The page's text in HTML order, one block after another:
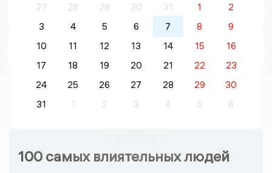
27
28 29 30 31 1
2
3
4 5 6 7 8
9
10
11 12 13 14 15
16
17
18 19 20 21 22
23
24
25 26 27 28 29
30
31
1 2 3 4 5 6
100 самых влиятельных людей